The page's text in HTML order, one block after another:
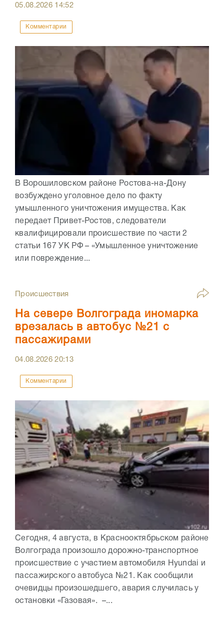
05.08.2026 14:52
Комментарии
В Ворошиловском районе Ростова-на-Дону
возбуждено уголовное дело по факту
умышленного уничтожения имущества. Как
передает Привет-Ростов, следователи
квалифицировали происшествие по части 2
статьи 167 УК РФ – «Умышленное уничтожение
или повреждение...
Происшествия
На севере Волгограда иномарка
врезалась в автобус №21 с
пассажирами
04.08.202620:13
Комментарии
Сегодня, 4 августа, в Краснооктябрьском районе
Волгограда произошло дорожно-транспортное
происшествие с участием автомобиля Hyundai и
пассажирского автобуса №21. Как сообщили
очевидцы произошедшего, авария случилась у
остановки «Газовая». –...